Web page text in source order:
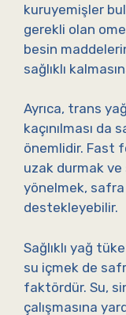
kuruyemişler
gerekli olan
besin
sağlıklı
Ayrıca, trans
kaçınılması da
önemlidir. Fast
uzak durmak ve
yönelmek, safra
destekleyebilir.
Sağlıklı yağ
su içmek de
faktördür. Su,
çalışmasına